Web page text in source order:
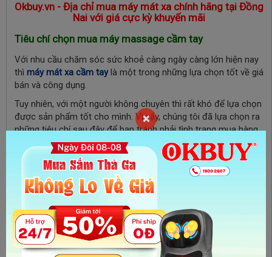
Okbuy.vn - Địa chỉ mua máy mát xa chính hãng tại Đồng
Nai với giá cực kỳ khuyến mãi
Tiêu chí chọn mua máy massage cầm tay
Với nhu cầu chăm sóc sức khoẻ càng ngày càng lớn hiện nay
thì máy mát xa cầm taylà một trong những lựa chọn tốt về giá
bán và công dụng.
Tuy nhiên, với một người không chuyên thì rất khó để lựa chọn
được sản phẩm tốt cho mình. Vì vậy, chúng tôi đã lựa chọn ra
những tiêu chí sau đây để bạn tránh phải tình trạng mua hàng
kém chất lượng:
Chọn công suất phù hợp với nhu cầu:Công suất là một
trong những lựa chọn quan trọng khi mua máy mát xa
massage cầm tay. Công suất thông thường sẽ dao động
từ 40-60W là mức hoạt động vừa phải, tiết kiệm pin. Bạn
cũng nên biết thêm về chế độ rung của máy mà chọn
công suất cho phù hợp vì nếu không đủ mạnh sẽ mang lại
không cao.
Chọn mua ở những nơi uy tín, bảo hành đầy đủ:
×